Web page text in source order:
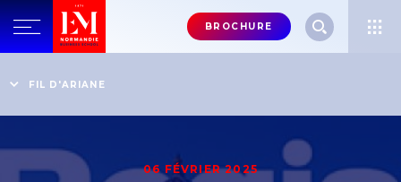
Menu
header-
BROCHURE
FIL D'ARIANE
Le campus d’Oxford de l’EM Normandie est habilité par
06 FÉVRIER 2025